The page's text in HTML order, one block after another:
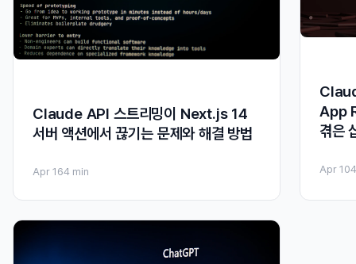
Claude API 스트리밍이 Next.js 14
서버 액션에서 끊기는 문제와 해결 방법
Apr 164 min
App
겪은
Apr 10